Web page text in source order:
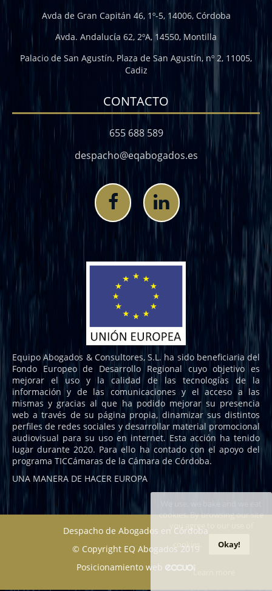
cookies. By browsing our site
you agree to our use of
cookies.
Okay!
Learn more
Avda de Gran Capitán 46, 1º-5, 14006, Córdoba
Avda. Andalucía 62, 2ºA, 14550, Montilla
Palacio de San Agustín, Plaza de San Agustín, nº 2, 11005,
Cadiz
CONTACTO
655 688 589
despacho@eqabogados.es
Equipo Abogados & Consultores, S.L. ha sido beneficiaria del
Fondo Europeo de Desarrollo Regional cuyo objetivo es
mejorar el uso y la calidad de las tecnologías de la
información y de las comunicaciones y el acceso a las
mismas y gracias al que ha podido mejorar su presencia
web a través de su página propia, dinamizar sus distintos
perfiles de redes sociales y desarrollar material promocional
audiovisual para su uso en internet. Esta acción ha tenido
lugar durante 2020. Para ello ha contado con el apoyo del
programa TICCámaras de la Cámara de Córdoba.
UNA MANERA DE HACER EUROPA
Despacho de Abogados en Córdoba
© Copyright EQ Abogados 2019
Posicionamiento web